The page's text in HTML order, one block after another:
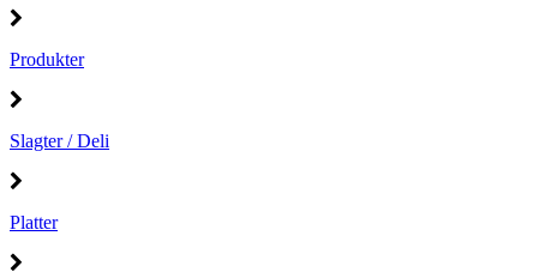
Produkter
Slagter / Deli
Platter